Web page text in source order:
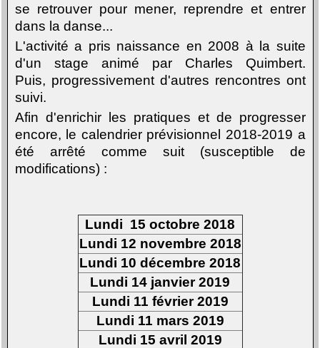
se retrouver pour mener, reprendre et entrer
dans la danse...
L'activité a pris naissance en 2008 à la suite
d'un stage animé par Charles Quimbert.
Puis, progressivement d'autres rencontres ont
suivi.
Afin d'enrichir les pratiques et de progresser
encore, le calendrier prévisionnel 2018-2019 a
été arrêté comme suit (susceptible de
modifications) :
Lundi 15 octobre 2018
Lundi 12 novembre 2018
Lundi 10 décembre 2018
Lundi 14 janvier 2019
Lundi 11 février 2019
Lundi 11 mars 2019
Lundi 15 avril 2019